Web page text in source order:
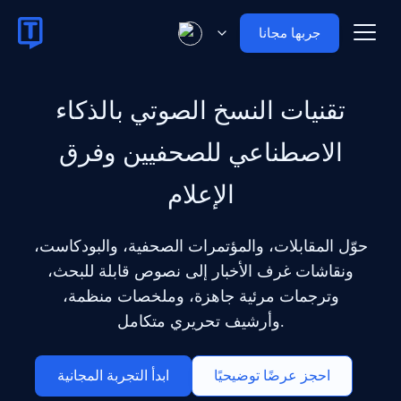
جربها مجانا
تقنيات النسخ الصوتي بالذكاء
الاصطناعي للصحفيين وفرق
الإعلام
حوّل المقابلات، والمؤتمرات الصحفية، والبودكاست،
ونقاشات غرف الأخبار إلى نصوص قابلة للبحث،
وترجمات مرئية جاهزة، وملخصات منظمة،
وأرشيف تحريري متكامل.
ابدأ التجربة المجانية احجز عرضًا توضيحيًا